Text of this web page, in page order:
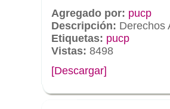
Agregado por: pucp
Descripción: Derechos
Etiquetas: pucp
Vistas: 8498
[Descargar]